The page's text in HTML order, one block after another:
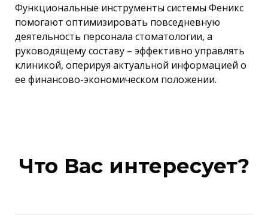
Функциональные инструменты системы Феникс
помогают оптимизировать повседневную
деятельность персонала стоматологии, а
руководящему составу – эффективно управлять
клиникой, оперируя актуальной информацией о
ее финансово-экономическом положении.
Что Вас интересует?